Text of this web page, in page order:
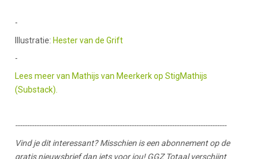
-
Illustratie: Hester van de Grift
-
Lees meer van Mathijs van Meerkerk op StigMathijs
(Substack).
-----------------------------------------------------------------------------------------
Vind je dit interessant? Misschien is een abonnement op de
gratis nieuwsbrief dan iets voor jou! GGZ Totaal verschijnt